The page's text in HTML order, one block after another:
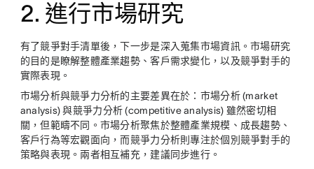
2. 進行市場研究
有了競爭對手清單後，下一步是深入蒐集市場資訊。市場研究
的目的是瞭解整體產業趨勢、客戶需求變化，以及競爭對手的
實際表現。
市場分析與競爭力分析的主要差異在於：市場分析 (market
analysis) 與競爭力分析 (competitive analysis) 雖然密切相
關，但範疇不同。市場分析聚焦於整體產業規模、成長趨勢、
客戶行為等宏觀面向，而競爭力分析則專注於個別競爭對手的
策略與表現。兩者相互補充，建議同步進行。